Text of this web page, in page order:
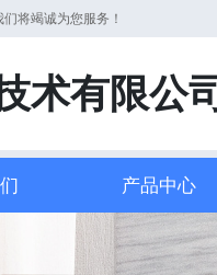
将竭诚为您服务！
术有限公
产品中心